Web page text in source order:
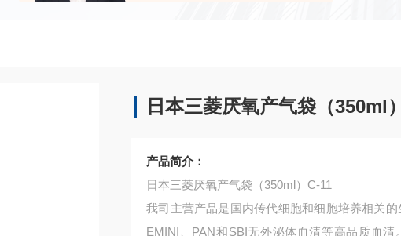
日本三菱厌氧产气袋（350ml
产品简介：
日本三菱厌氧产气袋（350ml）C-11
我司主营产品是国内传代细胞和细胞培养相关
EMINI、PAN和SBI无外泌体血清等高品质血